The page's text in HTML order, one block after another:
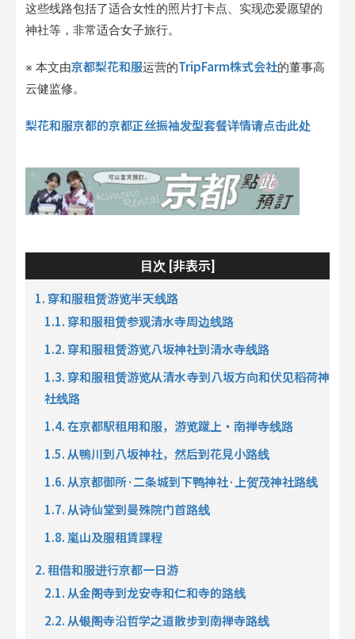
这些线路包括了适合女性的照片打卡点、实现恋爱愿望的
神社等，非常适合女子旅行。
※ 本文由京都梨花和服运营的TripFarm株式会社的董事高
云健监修。
梨花和服京都的京都正丝振袖发型套餐详情请点击此处
目次 [非表示]
1. 穿和服租赁游览半天线路
1.1. 穿和服租赁参观清水寺周边线路
1.2. 穿和服租赁游览八坂神社到清水寺线路
1.3. 穿和服租赁游览从清水寺到八坂方向和伏见稻荷神
社线路
1.4. 在京都駅租用和服，游览蹴上・南禅寺线路
1.5. 从鴨川到八坂神社，然后到花見小路线
1.6. 从京都御所·二条城到下鸭神社·上贺茂神社路线
1.7. 从诗仙堂到曼殊院门首路线
1.8. 嵐山及服租賃課程
2. 租借和服进行京都一日游
2.1. 从金阁寺到龙安寺和仁和寺的路线
2.2. 从银阁寺沿哲学之道散步到南禅寺路线